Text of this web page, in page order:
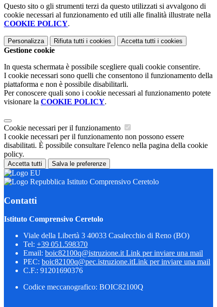
Questo sito o gli strumenti terzi da questo utilizzati si avvalgono di
cookie necessari al funzionamento ed utili alle finalità illustrate nella
COOKIE POLICY.
Personalizza Rifiuta tutti i cookies Accetta tutti i cookies
Gestione cookie
In questa schermata è possibile scegliere quali cookie consentire.
I cookie necessari sono quelli che consentono il funzionamento della
piattaforma e non è possibile disabilitarli.
Per conoscere quali sono i cookie necessari al funzionamento potete
visionare la COOKIE POLICY.
Cookie necessari per il funzionamento
I cookie necessari per il funzionamento non possono essere
disabilitati. È possibile consultare l'elenco nella pagina della cookie
policy.
Accetta tutti Salva le preferenze
Istituto Comprensivo Ceretolo
Contatti
Istituto Comprensivo Ceretolo
Viale della Libertà 3 40033 Casalecchio di Reno (BO)
Tel: +39 051.598370
Email: boic82100q@istruzione.itLink per inviare una mail
PEC: boic82100q@pec.istruzione.itLink per inviare una mail
C.F.: 91201690376
Codice meccanografico: BOIC82100Q